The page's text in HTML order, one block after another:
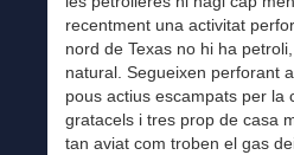
recentment una activitat
nord de Texas no hi ha
natural. Segueixen perforant
pous actius escampats per la
gratacels i tres prop de casa
tan aviat com troben el gas